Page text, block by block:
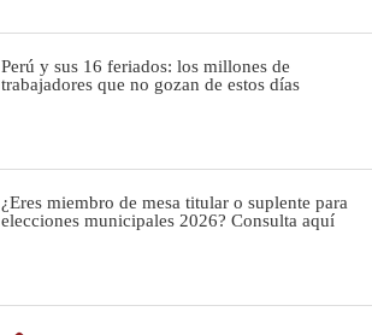
Perú y sus 16 feriados: los millones de
trabajadores que no gozan de estos días
¿Eres miembro de mesa titular o suplente para
elecciones municipales 2026? Consulta aquí